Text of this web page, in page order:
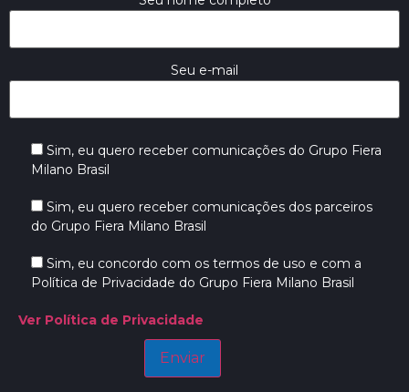
Seu e-mail
Sim, eu quero receber comunicações do Grupo Fiera
Milano Brasil
Sim, eu quero receber comunicações dos parceiros
do Grupo Fiera Milano Brasil
Sim, eu concordo com os termos de uso e com a
Política de Privacidade do Grupo Fiera Milano Brasil
Ver Política de Privacidade